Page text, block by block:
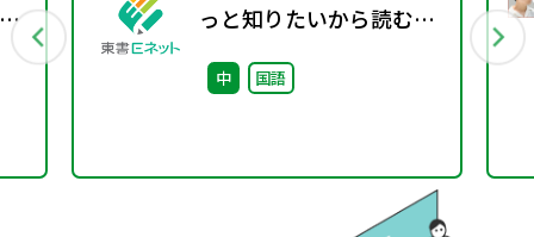
っと知りたいから読む」
という体験〜百科事典か
らはじめる、読書の入り
中 国語